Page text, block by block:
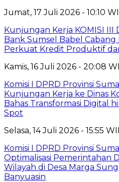
Jumat, 17 Juli 2026 - 10:10
Kunjungan Kerja KOMISI III
Bank Sumsel Babel
Perkuat Kredit Produktif
Kamis, 16 Juli 2026 - 20:08
Komisi I DPRD Provinsi
Kunjungan Kerja ke Dinas
Bahas Transformasi Digital
Spot
Selasa, 14 Juli 2026 - 15:55
Komisi I DPRD Provinsi
Optimalisasi Pemerintahan
Wilayah di Desa Marga
Banyuasin